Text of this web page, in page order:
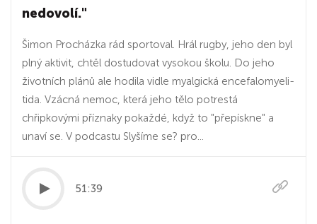
nedovolí."
Šimon Procházka rád sportoval. Hrál rugby, jeho den byl
plný aktivit, chtěl dostudovat vysokou školu. Do jeho
životních plánů ale hodila vidle myalgická encefalomyeli­
tida. Vzácná nemoc, která jeho tělo potrestá
chřipkovými příznaky pokaždé, když to "přepískne" a
unaví se. V podcastu Slyšíme se? pro...
51:39